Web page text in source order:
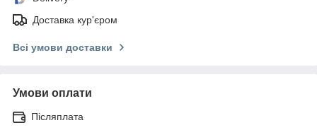
Доставка кур'єром
Всі умови доставки
Умови оплати
Післяплата